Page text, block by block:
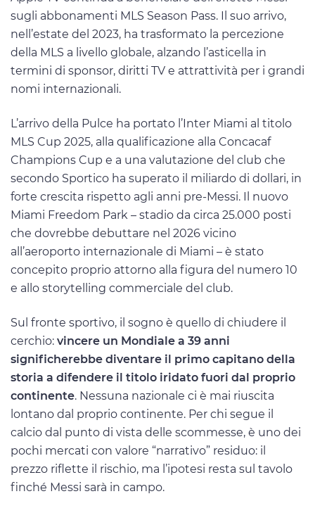
sugli abbonamenti MLS Season Pass. Il suo arrivo,
nell’estate del 2023, ha trasformato la percezione
della MLS a livello globale, alzando l’asticella in
termini di sponsor, diritti TV e attrattività per i grandi
nomi internazionali.
L’arrivo della Pulce ha portato l’Inter Miami al titolo
MLS Cup 2025, alla qualificazione alla Concacaf
Champions Cup e a una valutazione del club che
secondo Sportico ha superato il miliardo di dollari, in
forte crescita rispetto agli anni pre-Messi. Il nuovo
Miami Freedom Park – stadio da circa 25.000 posti
che dovrebbe debuttare nel 2026 vicino
all’aeroporto internazionale di Miami – è stato
concepito proprio attorno alla figura del numero 10
e allo storytelling commerciale del club.
Sul fronte sportivo, il sogno è quello di chiudere il
cerchio: vincere un Mondiale a 39 anni
significherebbe diventare il primo capitano della
storia a difendere il titolo iridato fuori dal proprio
continente. Nessuna nazionale ci è mai riuscita
lontano dal proprio continente. Per chi segue il
calcio dal punto di vista delle scommesse, è uno dei
pochi mercati con valore “narrativo” residuo: il
prezzo riflette il rischio, ma l’ipotesi resta sul tavolo
finché Messi sarà in campo.